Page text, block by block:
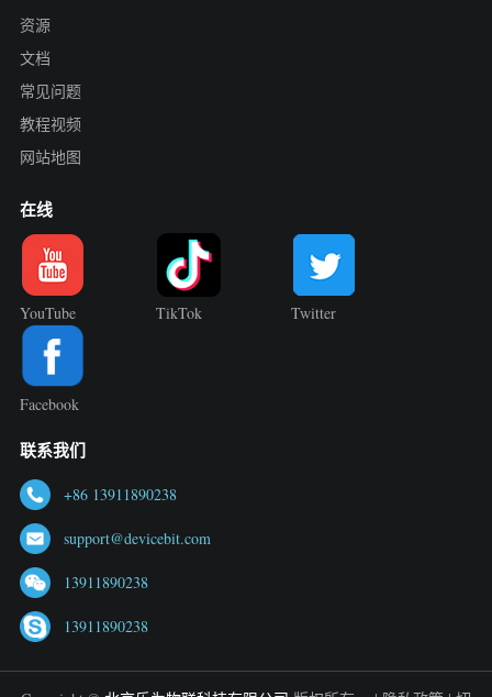
资源
文档
常见问题
教程视频
网站地图
在线
YouTube TikTok Twitter
Facebook
联系我们
+86 13911890238
support@devicebit.com
13911890238
13911890238